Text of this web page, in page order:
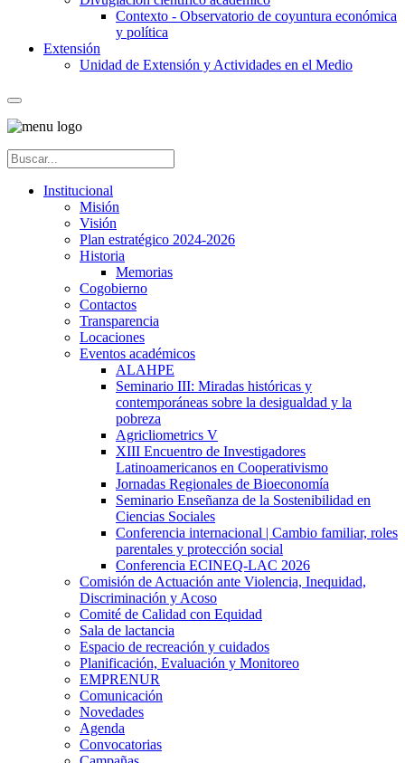
Contexto - Observatorio de coyuntura económica
y política
Extensión
Unidad de Extensión y Actividades en el Medio
Institucional
Misión
Visión
Plan estratégico 2024-2026
Historia
Memorias
Cogobierno
Contactos
Transparencia
Locaciones
Eventos académicos
ALAHPE
Seminario III: Miradas históricas y
contemporáneas sobre la desigualdad y la
pobreza
Agricliometrics V
XIII Encuentro de Investigadores
Latinoamericanos en Cooperativismo
Jornadas Regionales de Bioeconomía
Seminario Enseñanza de la Sostenibilidad en
Ciencias Sociales
Conferencia internacional | Cambio familiar, roles
parentales y protección social
Conferencia ECINEQ-LAC 2026
Comisión de Actuación ante Violencia, Inequidad,
Discriminación y Acoso
Comité de Calidad con Equidad
Sala de lactancia
Espacio de recreación y cuidados
Planificación, Evaluación y Monitoreo
EMPRENUR
Comunicación
Novedades
Agenda
Convocatorias